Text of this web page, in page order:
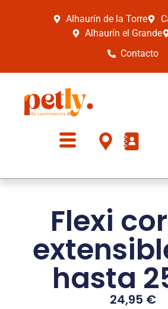
Alhaurín de la Torre
Alhaurín el Grande
Contacto
Flexi
hasta
24,95 €